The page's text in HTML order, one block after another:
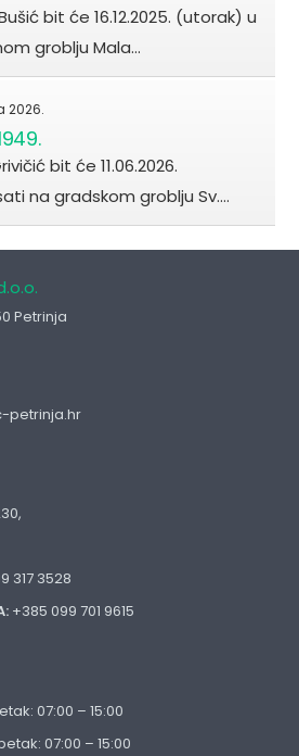
bit će 16.12.2025. (utorak) u
groblju Mala…
2026.
bit će 11.06.2026.
na gradskom groblju Sv.…
Petrinja
petrinja.hr
317 3528
+385 099 701 9615
07:00 – 15:00
07:00 – 15:00